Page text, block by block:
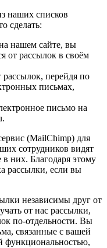
наших списков
сделать:
нашем сайте, вы
от рассылок в своём
перейдя по
письмах,
письмо на
(MailChimp) для
сотрудников видят
них. Благодаря этому
рассылки, если вы
независимы друг от
от нас рассылки,
по-отдельности. Вы
связанные с вашей
функциональностью,